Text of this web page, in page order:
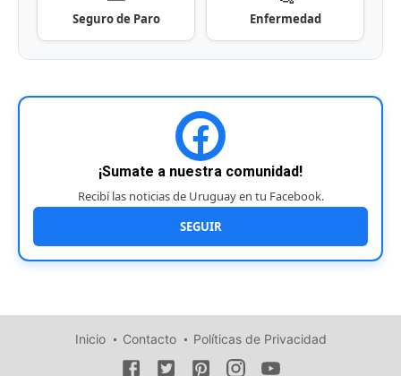
Seguro de Paro Enfermedad
¡Sumate a nuestra comunidad!
Recibí las noticias de Uruguay en tu Facebook.
SEGUIR
Inicio Contacto Políticas de Privacidad